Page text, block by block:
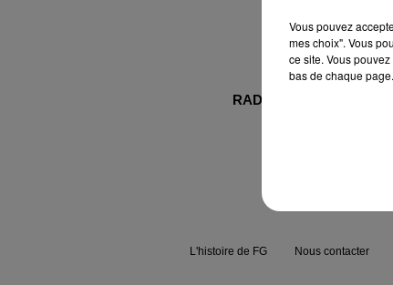
RADIO FG.
L'histoire de FG Nous contacter
Vous pouvez
mes choix". Vous
ce site. Vous
bas de chaque page.